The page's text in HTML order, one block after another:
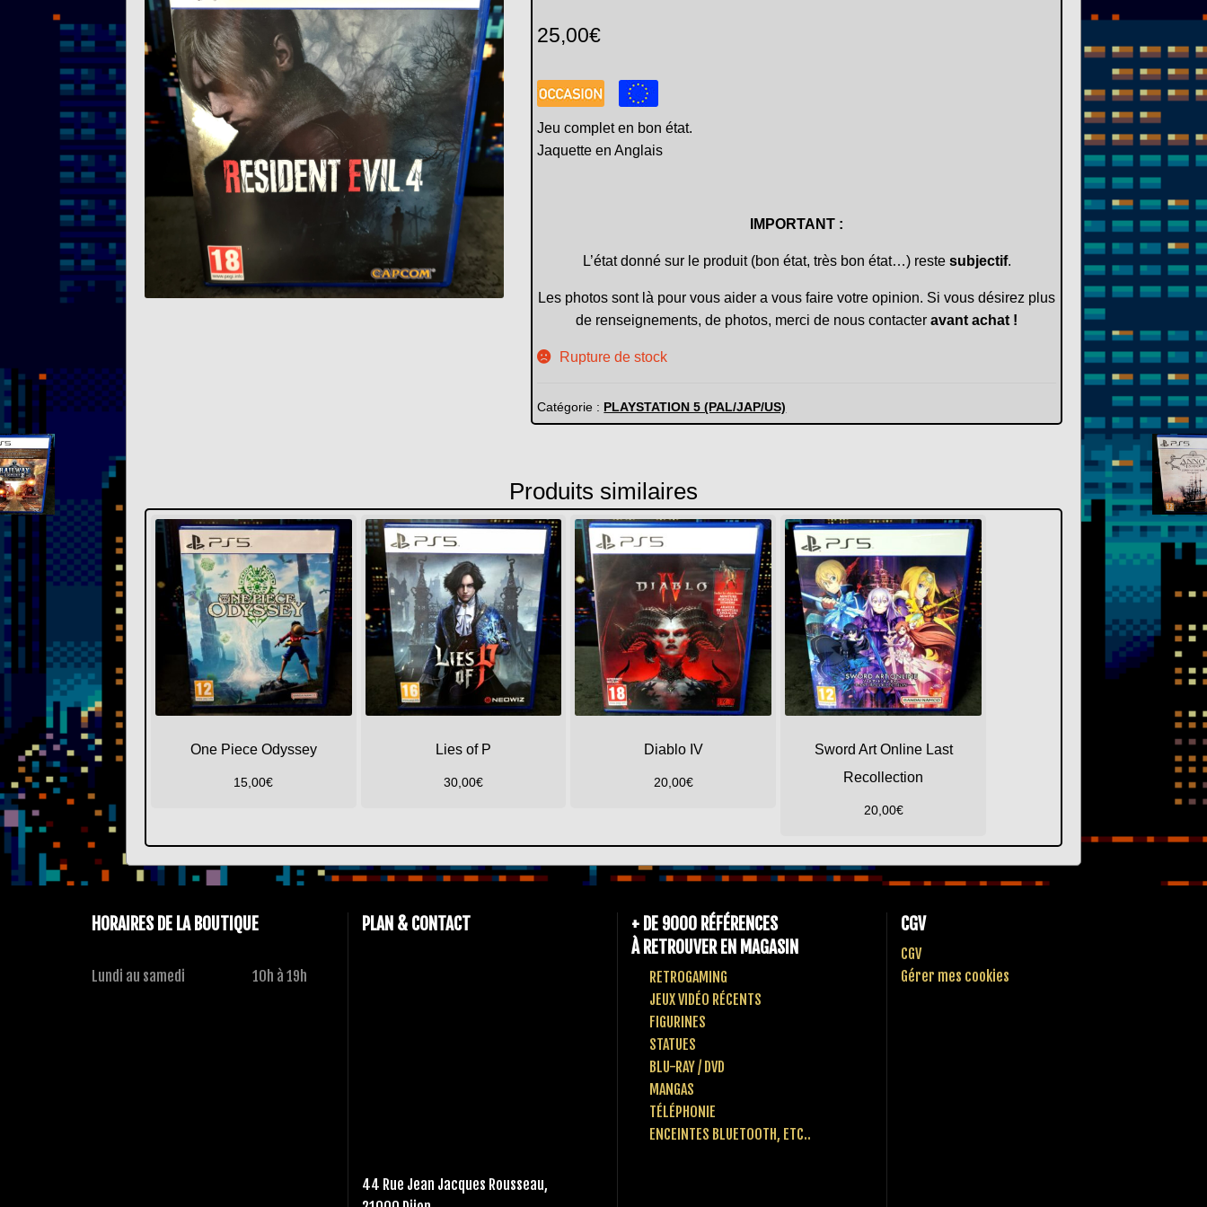
25,00€
Jeu complet en bon état.
Jaquette en Anglais
IMPORTANT :
L’état donné sur le produit (bon état, très bon état…) reste subjectif.
Les photos sont là pour vous aider a vous faire votre opinion. Si vous désirez plus
de renseignements, de photos, merci de nous contacteravant achat !
Rupture de stock
Catégorie : PLAYSTATION 5 (PAL/JAP/US)
Produits similaires
One Piece Odyssey
15,00€
Lies of P
30,00€
Diablo IV
20,00€
Sword Art Online Last
Recollection
20,00€
HORAIRES DE LA BOUTIQUE
Lundi au samedi 10h à 19h
PLAN & CONTACT
44 Rue Jean Jacques Rousseau,
+ DE 9000 RÉFÉRENCES
À RETROUVER EN MAGASIN
RETROGAMING
JEUX VIDÉO RÉCENTS
FIGURINES
STATUES
BLU-RAY / DVD
MANGAS
TÉLÉPHONIE
ENCEINTES BLUETOOTH, ETC..
CGV
CGV
Gérer mes cookies